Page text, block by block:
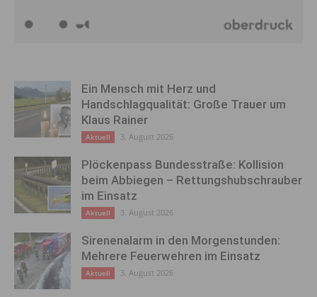
Ein Mensch mit Herz und
Handschlagqualität: Große Trauer um
Klaus Rainer
Aktuell 3. August 2026
Plöckenpass Bundesstraße: Kollision
beim Abbiegen – Rettungshubschrauber
im Einsatz
Aktuell 3. August 2026
Sirenenalarm in den Morgenstunden:
Mehrere Feuerwehren im Einsatz
Aktuell 3. August 2026